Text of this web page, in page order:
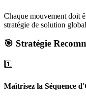
Chaque mouvement doit
stratégie de solution
🎯 Stratégie
1️⃣
Maîtrisez la Séquence